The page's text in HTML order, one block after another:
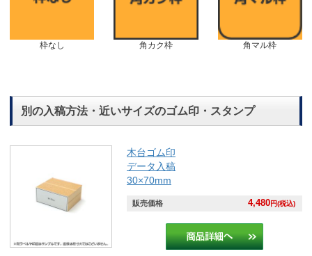
枠なし 角カク枠 角マル枠
別の入稿方法・近いサイズのゴム印・スタンプ
木台ゴム印
データ入稿
30×70mm
販売価格 4,480円(税込)